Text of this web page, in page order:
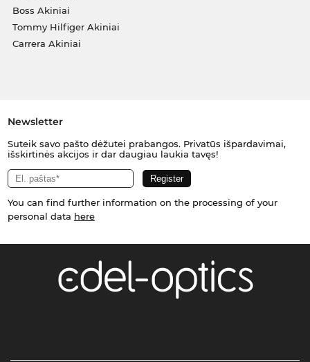
Boss Akiniai
Tommy Hilfiger Akiniai
Carrera Akiniai
Newsletter
Suteik savo pašto dėžutei prabangos. Privatūs išpardavimai,
išskirtinės akcijos ir dar daugiau laukia tavęs!
You can find further information on the processing of your
personal data here